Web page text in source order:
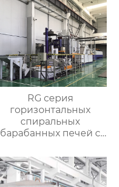
RG серия
горизонтальных
спиральных
барабанных печей с
атмосферой для
термической
обработки